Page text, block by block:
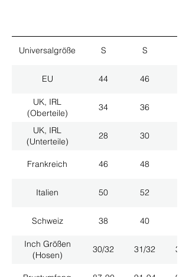
Universalgröße S S
EU 44 46
UK, IRL
(Oberteile)
34 36
UK, IRL
(Unterteile)
28 30
Frankreich 46 48
Italien 50 52
Schweiz 38 40
Inch Größen
(Hosen)
30/32 31/32 33/